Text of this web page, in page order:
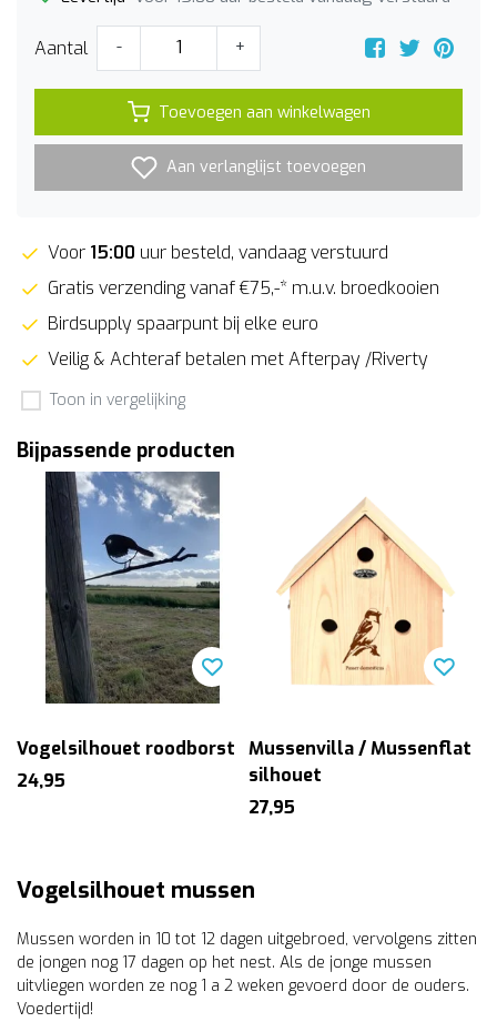
Aantal - +
Toevoegen aan winkelwagen
Aan verlanglijst toevoegen
Voor 15:00 uur besteld, vandaag verstuurd
Gratis verzending vanaf €75,-* m.u.v. broedkooien
Birdsupply spaarpunt bij elke euro
Veilig & Achteraf betalen met Afterpay /Riverty
Toon in vergelijking
Bijpassende producten
Vogelsilhouet roodborst
24,95
Mussenvilla / Mussenflat
silhouet
27,95
Vogelsilhouet mussen
Mussen worden in 10 tot 12 dagen uitgebroed, vervolgens zitten
de jongen nog 17 dagen op het nest. Als de jonge mussen
uitvliegen worden ze nog 1 a 2 weken gevoerd door de ouders.
Voedertijd!